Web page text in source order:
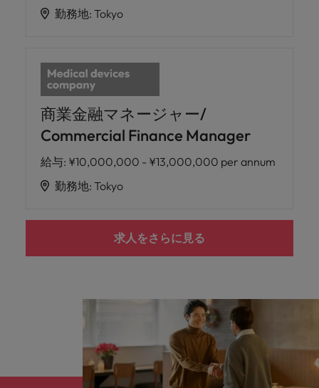
勤務地: Tokyo
商業金融マネージャー/
Commercial Finance Manager
給与: ¥10,000,000 - ¥13,000,000 per annum
勤務地: Tokyo
求人をさらに見る